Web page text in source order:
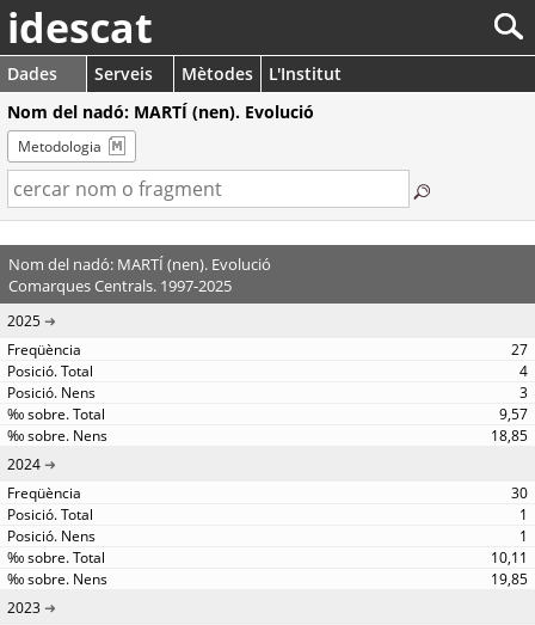
idescat
Dades Serveis Mètodes
L'Institut
Nom del nadó: MARTÍ (nen). Evolució
Metodologia
Nom del nadó: MARTÍ (nen). Evolució
Comarques Centrals. 1997-2025
2025
27
4
3
9,57
18,85
2024
30
1
1
10,11
19,85
2023